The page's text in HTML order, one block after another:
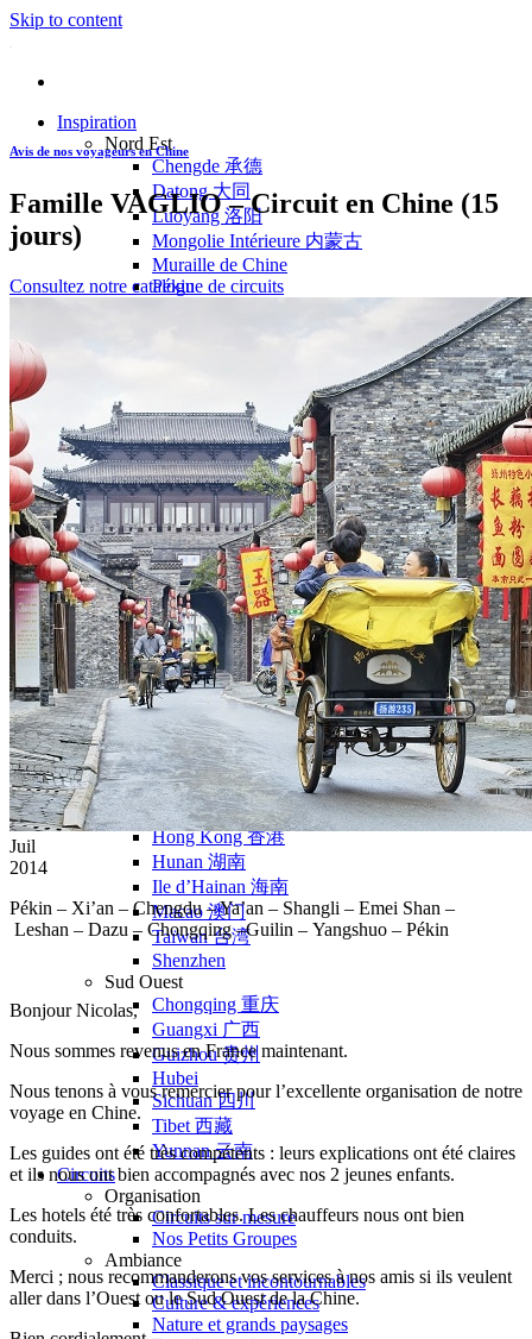
Skip to content
Inspiration
Nord Est
Chengde 承德
Datong 大同
Luoyang 洛阳
Mongolie Intérieure 内蒙古
Muraille de Chine
Pékin
Hangzhou 杭州
Jiangxi 江西
Montagnes Jaunes
Shandong 山东
Shanghai 上海
Suzhou 苏州
Nord Ouest
Gansu 甘肃
Dunhuang – 敦煌
Jiayuguan – 嘉峪关
Qinghai 青海
Xi’an 西安市
Xinjiang 新疆
Kashgar
Turpan
Sud Est
Canton 广州
Fujian 福建
Hong Kong 香港
Hunan 湖南
Ile d’Hainan 海南
Macao 澳门
Taïwan 台湾
Shenzhen
Sud Ouest
Chongqing 重庆
Guangxi 广西
Guizhou 贵州
Hubei
Sichuan 四川
Tibet 西藏
Yunnan 云南
Circuits
Organisation
Circuits sur mesure
Nos Petits Groupes
Ambiance
Classique et incontournables
Culture & expériences
Nature et grands paysages
Avis de nos voyageurs en Chine
Famille VAGLIO – Circuit en Chine (15
jours)
Consultez notre catalogue de circuits
Juil
2014
Pékin – Xi’an – Chengdu – Ya’an – Shangli – Emei Shan –
Leshan – Dazu – Chongqing –Guilin – Yangshuo – Pékin
Bonjour Nicolas,
Nous sommes revenus en France maintenant.
Nous tenons à vous remercier pour l’excellente organisation de notre
voyage en Chine.
Les guides ont été très compétents : leurs explications ont été claires
et ils nous ont bien accompagnés avec nos 2 jeunes enfants.
Les hotels été très confortables. Les chauffeurs nous ont bien
conduits.
Merci ; nous recommanderons vos services à nos amis si ils veulent
aller dans l’Ouest ou le Sud Ouest de la Chine.